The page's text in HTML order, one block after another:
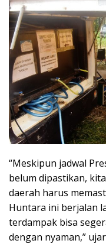
“Meskipun jadwal
belum dipastikan,
daerah harus
Huntara ini berjalan
terdampak bisa
dengan nyaman,”